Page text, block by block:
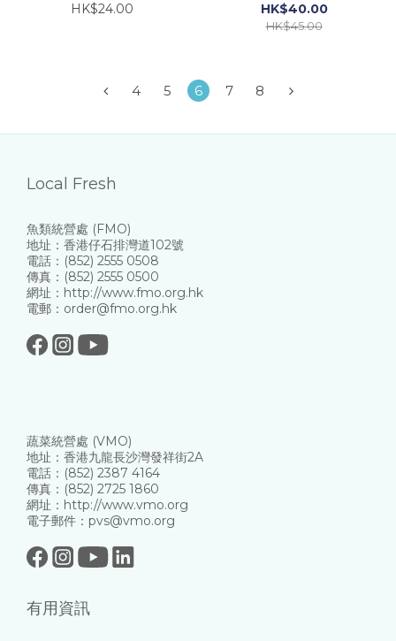
HK$24.00
HK$40.00
HK$45.00
4 5 6 7 8
Local Fresh
魚類統營處 (FMO)
地址：香港仔石排灣道102號
電話：(852) 2555 0508
傳真：(852) 2555 0500
網址：http://www.fmo.org.hk
電郵：order@fmo.org.hk
蔬菜統營處 (VMO)
地址：香港九龍長沙灣發祥街2A
電話：(852) 2387 4164
傳真：(852) 2725 1860
網址：http://www.vmo.org
電子郵件：pvs@vmo.org
有用資訊